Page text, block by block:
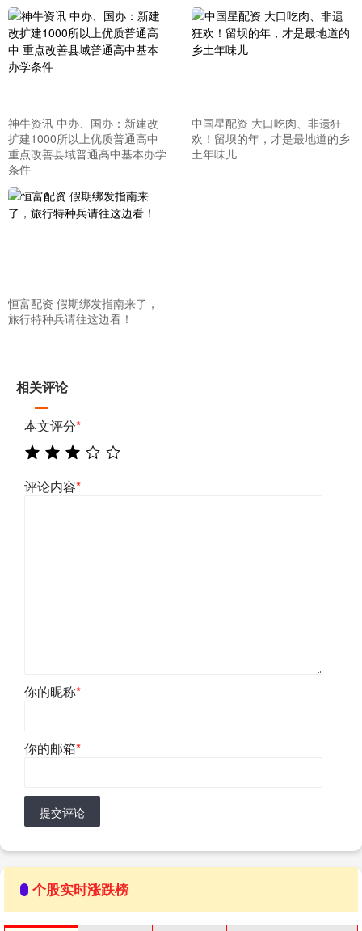
神牛资讯 中办、国办：新建改
扩建1000所以上优质普通高中
重点改善县域普通高中基本办学
条件
中国星配资 大口吃肉、非遗狂
欢！留坝的年，才是最地道的乡
土年味儿
恒富配资 假期绑发指南来了，
旅行特种兵请往这边看！
相关评论
本文评分*
评论内容*
你的昵称*
你的邮箱*
提交评论
个股实时涨跌榜